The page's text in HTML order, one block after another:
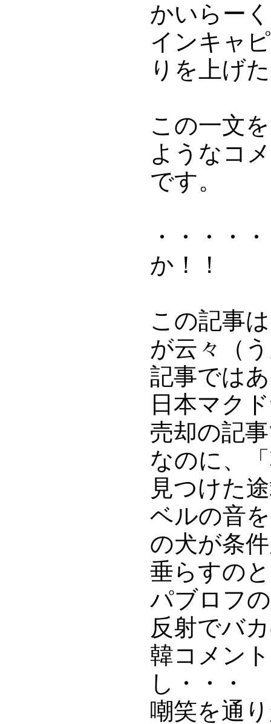
かいらー
インキャ
りを上げ
この一文
ようなコ
です。
・・・・
か！！
この記事
が云々（
記事では
日本マク
売却の記
なのに、
見つけた
ベルの音
の犬が条
垂らすの
パブロフ
反射でバ
韓コメン
し・・・
嘲笑を通